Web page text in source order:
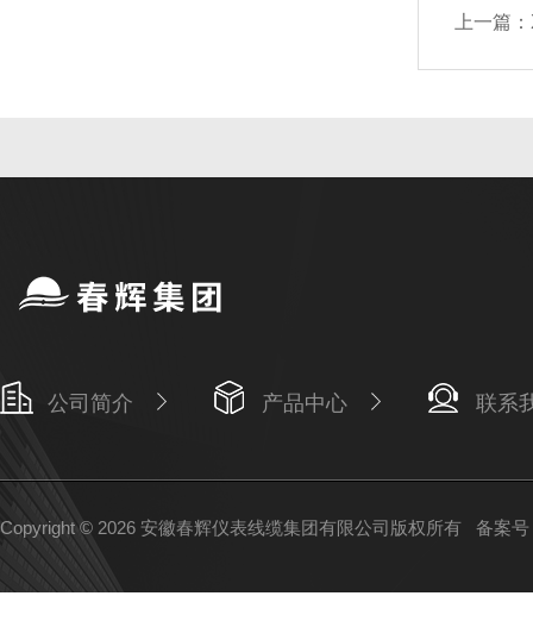
上一篇：
公司简介 产品中心 联系
Copyright © 2026 安徽春辉仪表线缆集团有限公司版权所有 备案号